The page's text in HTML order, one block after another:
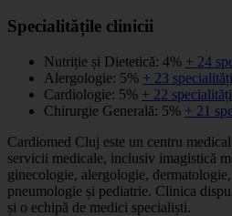
Specialitățile clinicii
Nutriție și Dietetică: 4% + 24
Alergologie: 5% + 23 specialități
Cardiologie: 5% + 22 specialități
Chirurgie Generală: 5% + 21
Cardiomed Cluj este un centru
servicii medicale, inclusiv imagistică
ginecologie, alergologie,
pneumologie și pediatrie. Clinica
și o echipă de medici specialiști.